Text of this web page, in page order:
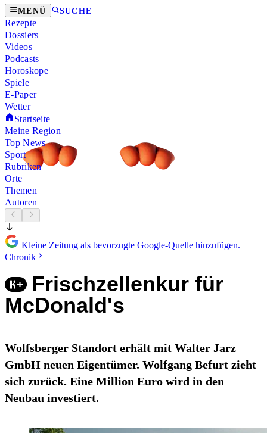
MENÜ SUCHE
Rezepte
Dossiers
Videos
Podcasts
Horoskope
Spiele
E-Paper
Wetter
Startseite
Meine Region
Top News
Sport
Rubriken
Orte
Themen
Autoren
Kleine Zeitung als bevorzugte Google-Quelle hinzufügen.
Chronik
Frischzellenkur für
McDonald's
Wolfsberger Standort erhält mit Walter Jarz
GmbH neuen Eigentümer. Wolfgang Befurt zieht
sich zurück. Eine Million Euro wird in den
Neubau investiert.